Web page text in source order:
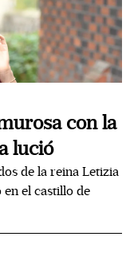
con la
lució
de la reina Letizia
el castillo de